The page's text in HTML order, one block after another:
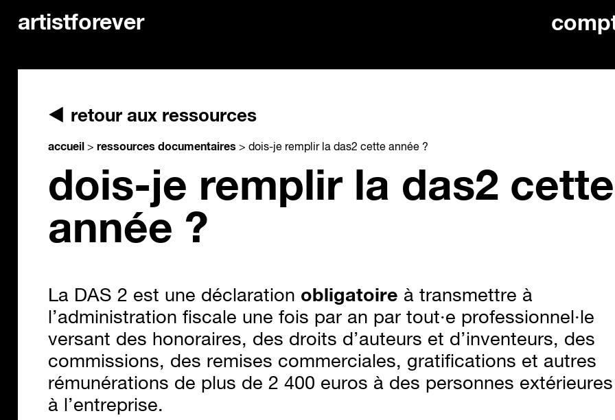
artistforever
retour aux ressources
accueil > ressources documentaires > dois-je remplir la das2 cette année ?
dois-je remplir la das2 cette
année ?
La DAS 2 est une déclaration obligatoire à transmettre à
l’administration fiscale une fois par an par tout·e professionnel·le
versant des honoraires, des droits d’auteurs et d’inventeurs, des
commissions, des remises commerciales, gratifications et autres
rémunérations de plus de 2 400 euros à des personnes extérieures
à l’entreprise.